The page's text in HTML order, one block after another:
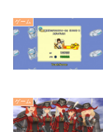
ゲーム
ゲーム